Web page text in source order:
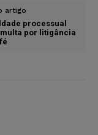
artigo
processual
por litigância